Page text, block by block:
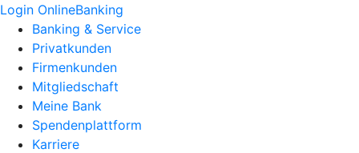
Login OnlineBanking
Banking & Service
Privatkunden
Firmenkunden
Mitgliedschaft
Meine Bank
Spendenplattform
Karriere